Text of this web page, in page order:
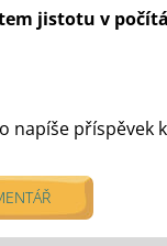
jistotu v
napíše příspěvek